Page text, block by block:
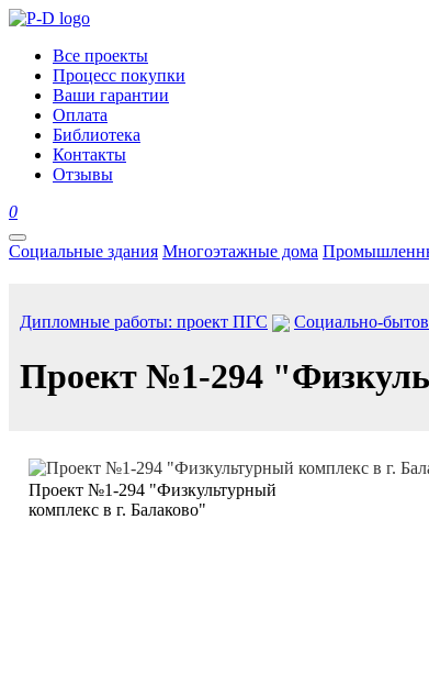
Все проекты
Процесс покупки
Ваши гарантии
Оплата
Библиотека
Контакты
Отзывы
0
Социальные здания Многоэтажные дома
Дипломные работы: проект ПГС Социально-
Проект №1-294
Проект №1-294 "Физкультурный
комплекс в г. Балаково"